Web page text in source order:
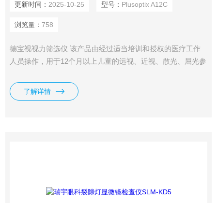
更新时间： 2025-10-25 型号： Plusoptix A12C
浏览量： 758
德宝视视力筛选仪 该产品由经过适当培训和授权的医疗工作
人员操作，用于12个月以上儿童的远视、近视、散光、屈光参
了解详情